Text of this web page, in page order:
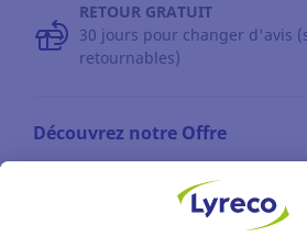
RETOUR GRATUIT
30 jours pour changer d'avis
retournables)
Découvrez notre Offre
Partenaire | de tous les lieux de